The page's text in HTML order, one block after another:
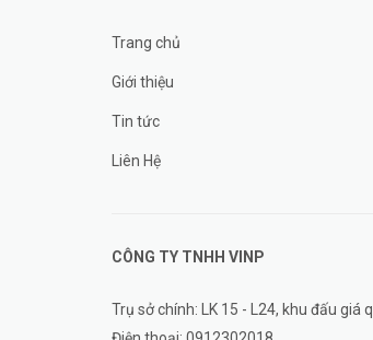
Trang chủ
Giới thiệu
Tin tức
Liên Hệ
CÔNG TY TNHH VINP
Trụ sở chính: LK 15 - L24, khu đấu giá